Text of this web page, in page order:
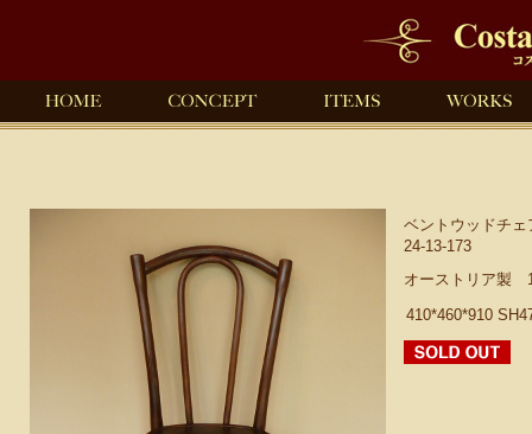
ベントウッドチ
24-13-173
オーストリア製
410*460*910